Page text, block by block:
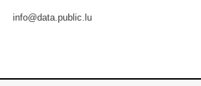
info@data.public.lu